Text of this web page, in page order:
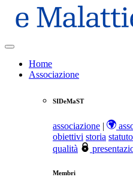
Home
Associazione
SIDeMaST
associazione |
obiettivi storia statuto
qualità
Membri